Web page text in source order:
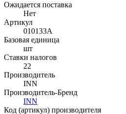
Ожидается поставка
Нет
Артикул
010133A
Базовая единица
шт
Ставки налогов
22
Производитель
INN
Производитель-Бренд
INN
Код (артикул) производителя